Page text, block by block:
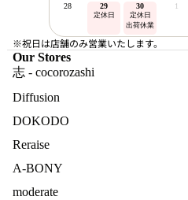
28 29
定休日
30
定休日
出荷休業
1
※祝日は店舗のみ営業いたします。
Our Stores
志 - cocorozashi
Diffusion
DOKODO
Reraise
A-BONY
moderate